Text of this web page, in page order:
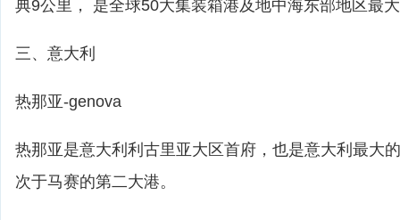
典9公里， 是全球50大集装箱港及地中海东部地区最
三、意大利
热那亚-genova
热那亚是意大利利古里亚大区首府，也是意大利最大
次于马赛的第二大港。